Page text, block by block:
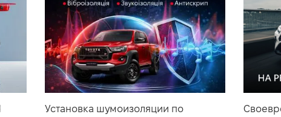
Установка шумоизоляции по